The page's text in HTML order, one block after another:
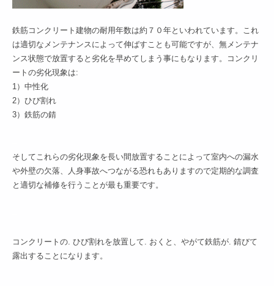
鉄筋コンクリート建物の耐用年数は約７０年といわれています。これ
は適切なメンテナンスによって伸ばすことも可能ですが、無メンテナ
ンス状態で放置すると劣化を早めてしまう事にもなります。コンクリ
ートの劣化現象は:
1）中性化
2）ひび割れ
3）鉄筋の錆
そしてこれらの劣化現象を長い間放置することによって室内への漏水
や外壁の欠落、人身事故へつながる恐れもありますので定期的な調査
と適切な補修を行うことが最も重要です。
コンクリートの. ひび割れを放置して. おくと、やがて鉄筋が. 錆びて
露出することになります。